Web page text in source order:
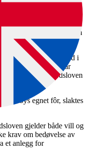
gjelder kravene i
levende, samt restitusjon
fiske, transport og hold i
som til enhver tid har
og at dyrevelferdsloven
tilbys egnet fôr, slaktes
gjelder både vill og
krav om bedøvelse av
et anlegg for